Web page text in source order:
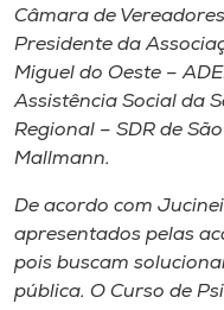
Selecione
o idioma
A+
A-
Câmara de
Presidente da
Miguel do Oeste –
Assistência Social da
Regional – SDR de
Mallmann.
De acordo com
apresentados pelas
pois buscam
pública. O Curso de